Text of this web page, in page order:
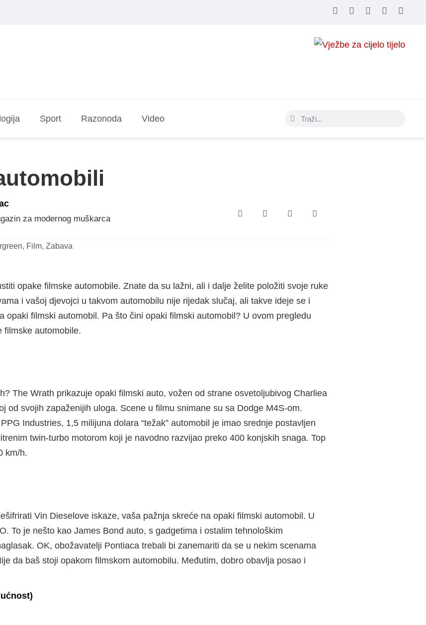
Sport Razonoda Video
za modernog muškarca
, Film, Zabava
opake filmske automobile. Znate da su lažni, ali i dalje želite položiti svoje ruke
i vašoj djevojci u takvom automobilu nije rijedak slučaj, ali takve ideje se i
opaki filmski automobil. Pa što čini opaki filmski automobil? U ovom pregledu
filmske automobile.
The Wrath prikazuje opaki filmski auto, vožen od strane osvetoljubivog Charliea
od svojih zapaženijih uloga. Scene u filmu snimane su sa Dodge M4S-om.
Industries, 1,5 milijuna dolara “težak” automobil je imao srednje postavljen
twin-turbo motorom koji je navodno razvijao preko 400 konjskih snaga. Top
km/h.
Vin Dieselove iskaze, vaša pažnja skreće na opaki filmski automobil. U
To je nešto kao James Bond auto, s gadgetima i ostalim tehnološkim
OK, obožavatelji Pontiaca trebali bi zanemariti da se u nekim scenama
da baš stoji opakom filmskom automobilu. Međutim, dobro obavlja posao i